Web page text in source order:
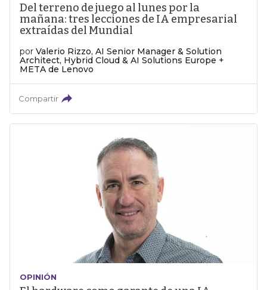
Del terreno de juego al lunes por la
mañana: tres lecciones de IA empresarial
extraídas del Mundial
por Valerio Rizzo, AI Senior Manager & Solution
Architect, Hybrid Cloud & AI Solutions Europe +
META de Lenovo
Compartir
OPINIÓN